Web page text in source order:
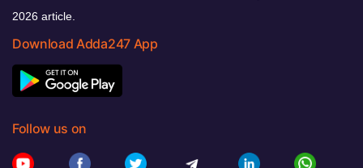
2026 article.
Download Adda247 App
Follow us on